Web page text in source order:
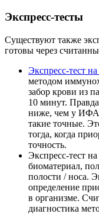
Экспресс-тесты
Существуют также
готовы через
Экспресс-тест
методом
забор крови из
10 минут.
ниже, чем у ИФА.
такие точные.
тогда, когда
точность.
Экспресс-тест
биоматериал,
полости / носа.
определение
в организме.
диагностика